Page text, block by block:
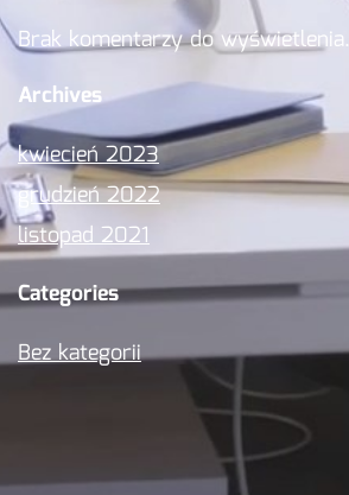
Brak komentarzy do wyświetlenia.
Archives
kwiecień 2023
grudzień 2022
listopad 2021
Categories
Bez kategorii